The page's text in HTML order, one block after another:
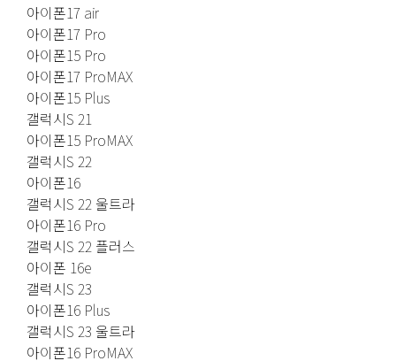
아이폰17 air
아이폰17 Pro
아이폰15 Pro
아이폰17 ProMAX
아이폰15 Plus
갤럭시S 21
아이폰15 ProMAX
갤럭시S 22
아이폰16
갤럭시S 22 울트라
아이폰16 Pro
갤럭시S 22 플러스
아이폰 16e
갤럭시S 23
아이폰16 Plus
갤럭시S 23 울트라
아이폰16 ProMAX